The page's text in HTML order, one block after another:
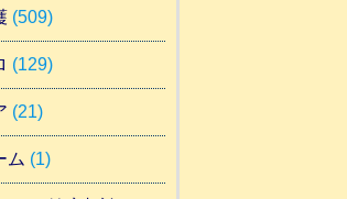
(509)
(129)
(21)
ム (1)